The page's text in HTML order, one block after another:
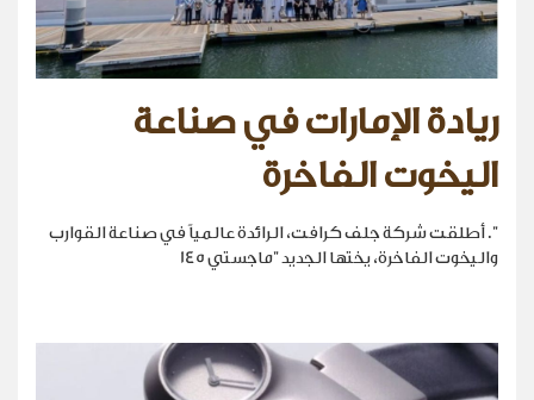
ريادة الإمارات في صناعة
اليخوت الفاخرة
". أطلقت شركة جلف كرافت، الرائدة عالمياً في صناعة القوارب
واليخوت الفاخرة، يختها الجديد "ماجستي 145